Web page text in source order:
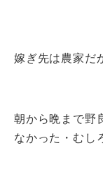
嫁ぎ先は農家だ
朝から晩まで野
なかった・むし